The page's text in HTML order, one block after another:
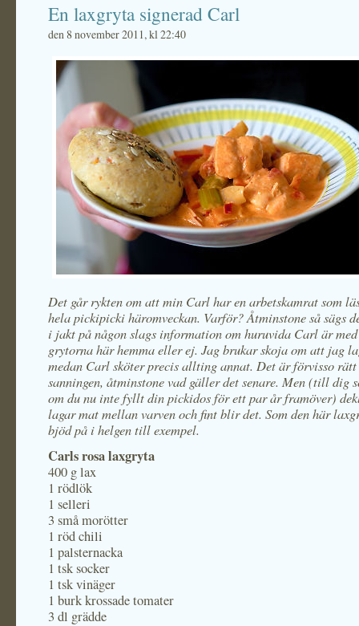
En laxgryta signerad Carl
den 8 november 2011, kl 22:40
Det går rykten om att min Carl har en arbetskamrat som
hela pickipicki häromveckan. Varför? Åtminstone så sägs
i jakt på någon slags information om huruvida Carl är
grytorna här hemma eller ej. Jag brukar skoja om att jag
medan Carl sköter precis allting annat. Det är förvisso
sanningen, åtminstone vad gäller det senare. Men (till dig
om du nu inte fyllt din pickidos för ett par år framöver)
lagar mat mellan varven och fint blir det. Som den här
bjöd på i helgen till exempel.
Carls rosa laxgryta
400 g lax
1 rödlök
1 selleri
3 små morötter
1 röd chili
1 palsternacka
1 tsk socker
1 tsk vinäger
1 burk krossade tomater
3 dl grädde